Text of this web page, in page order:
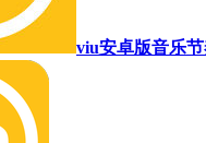
viu安卓版音乐